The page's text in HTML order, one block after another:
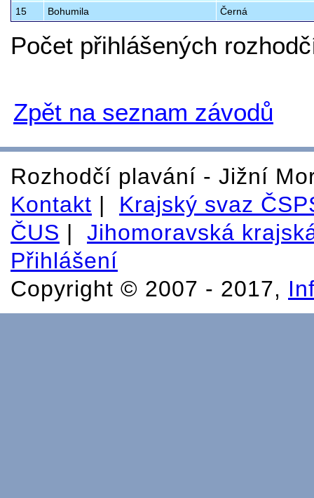
15
Bohumila Černá
Počet přihlášených
Zpět na seznam závodů
Rozhodčí plavání - Jižní
Kontakt | Krajský svaz
ČUS | Jihomoravská
Přihlášení
Copyright © 2007 - 2017,